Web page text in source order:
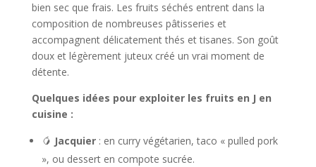
bien sec que frais. Les fruits séchés entrent dans la
composition de nombreuses pâtisseries et
accompagnent délicatement thés et tisanes. Son goût
doux et légèrement juteux créé un vrai moment de
détente.
Quelques idées pour exploiter les fruits en J en
cuisine :
🥭 Jacquier: en curry végétarien, taco « pulled pork
», ou dessert en compote sucrée.